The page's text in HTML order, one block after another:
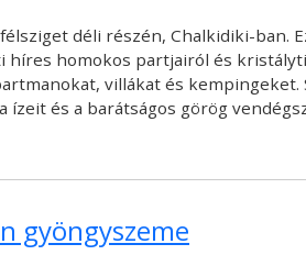
déli részén, Chalkidiki-ban.
híres homokos partjairól és
villákat és
és a barátságos görög
gyöngyszeme